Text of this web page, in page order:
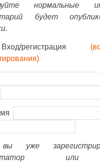
нормальные
будет
регистрация
уже
или